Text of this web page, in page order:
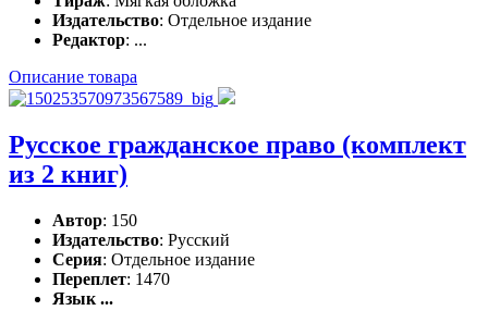
Издательство: Отдельное издание
Редактор: ...
Описание товара
Русское гражданское право (комплект
из 2 книг)
Автор: 150
Издательство: Русский
Серия: Отдельное издание
Переплет: 1470
Язык ...